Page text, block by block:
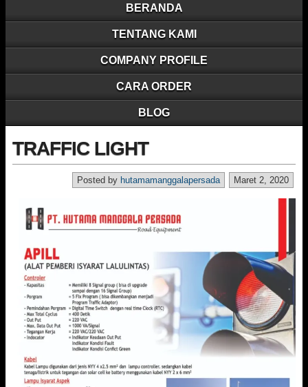
BERANDA
TENTANG KAMI
COMPANY PROFILE
CARA ORDER
BLOG
TRAFFIC LIGHT
Maret 2, 2020
Posted by hutamamanggalapersada